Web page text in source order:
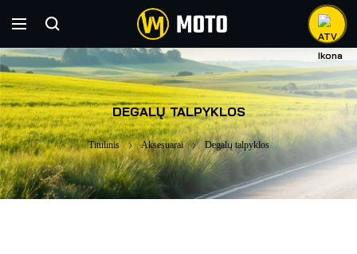
DEGALŲ TALPYKLOS
Titulinis Aksesuarai Degalų talpyklos